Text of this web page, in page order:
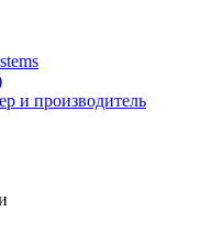
и производитель